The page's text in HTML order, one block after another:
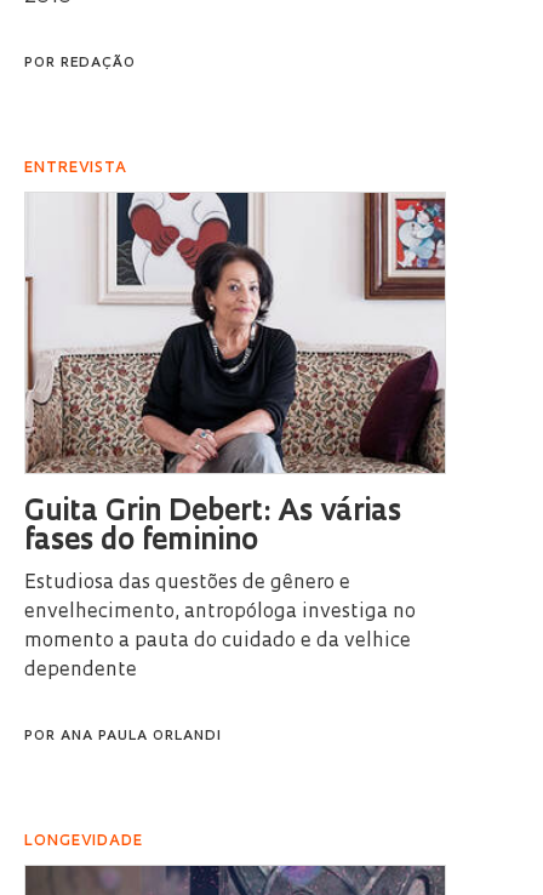
POR REDAÇÃO
ENTREVISTA
Guita Grin Debert: As várias
fases do feminino
Estudiosa das questões de gênero e
envelhecimento, antropóloga investiga no
momento a pauta do cuidado e da velhice
dependente
POR ANA PAULA ORLANDI
LONGEVIDADE